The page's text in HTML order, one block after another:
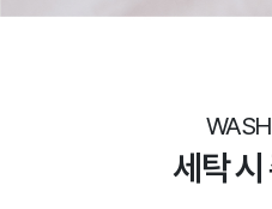
세탁